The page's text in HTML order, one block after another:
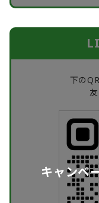
下の
キャンペ